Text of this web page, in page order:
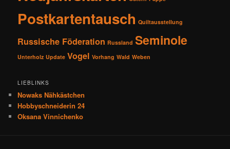
Postkartentausch Quiltausstellung
Russische Föderation Russland Seminole
Unterholz Update Vogel Vorhang Wald Weben
LIEBLINKS
Nowaks Nähkästchen
Hobbyschneiderin 24
Oksana Vinnichenko